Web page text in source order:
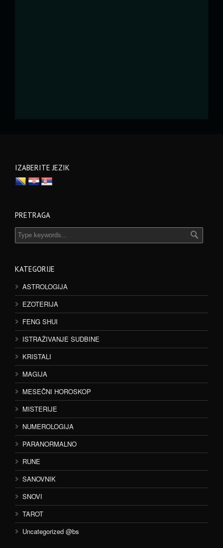
IZABERITE JEZIK
PRETRAGA
KATEGORIJE
ASTROLOGIJA
EZOTERIJA
FENG SHUI
ISTRAŽIVANJE SUDBINE
KRISTALI
MAGIJA
MESEČNI HOROSKOP
MISTERIJE
NUMEROLOGIJA
PARANORMALNO
RUNE
SANOVNIK
SNOVI
TAROT
Uncategorized @bs